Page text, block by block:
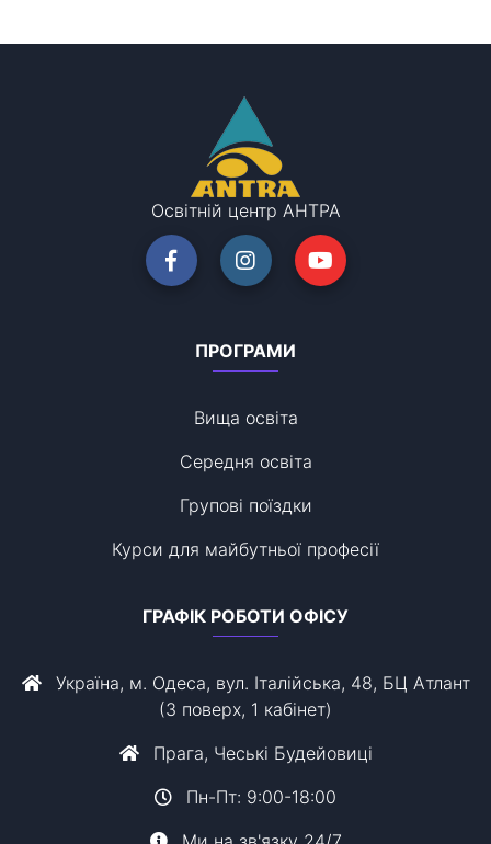
Освітній центр АНТРА
ПРОГРАМИ
Вища освіта
Середня освіта
Групові поїздки
Курси для майбутньої професії
ГРАФІК РОБОТИ ОФІСУ
Україна, м. Одеса, вул. Італійська, 48, БЦ Атлант
(3 поверх, 1 кабінет)
Прага, Чеські Будейовиці
Пн-Пт: 9:00-18:00